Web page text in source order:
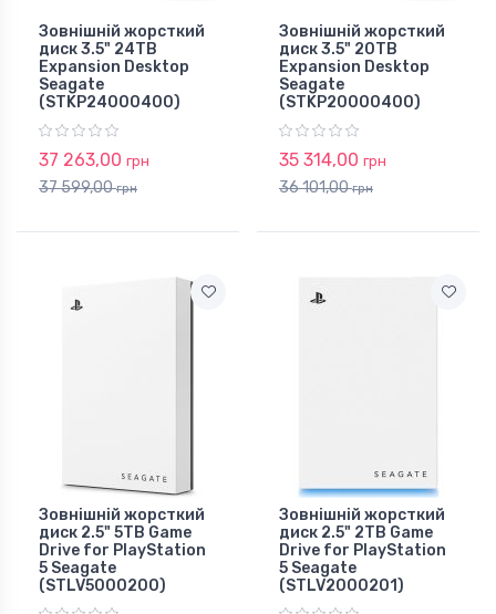
Зовнішній жорсткий
диск 3.5" 24TB
Expansion Desktop
Seagate
(STKP24000400)
37 263,00 грн
37 599,00грн
Зовнішній жорсткий
диск 3.5" 20TB
Expansion Desktop
Seagate
(STKP20000400)
35 314,00 грн
36 101,00грн
Зовнішній жорсткий
диск 2.5" 5TB Game
Drive for PlayStation
5 Seagate
(STLV5000200)
Зовнішній жорсткий
диск 2.5" 2TB Game
Drive for PlayStation
5 Seagate
(STLV2000201)